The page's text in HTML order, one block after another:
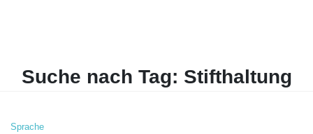
Suche nach Tag: Stifthaltung
Sprache